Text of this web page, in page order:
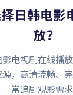
日韩电影
放？
影电视剧在线播放
，高清流畅、
常追剧观影需求